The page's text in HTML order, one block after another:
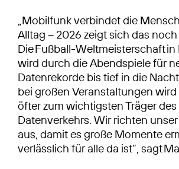
„Mobilfunk verbindet die
Alltag – 2026 zeigt sich das
Die Fußball-Weltmeisterschaft in
wird durch die Abendspiele für
Datenrekorde bis tief in die
bei großen Veranstaltungen
öfter zum wichtigsten Träger
Datenverkehrs. Wir richten
aus, damit es große Momente
verlässlich für alle da ist“, sagt